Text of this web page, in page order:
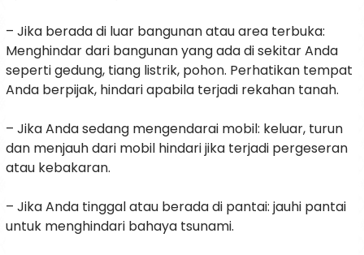
– Jika berada di luar bangunan atau area terbuka:
Menghindar dari bangunan yang ada di sekitar Anda
seperti gedung, tiang listrik, pohon. Perhatikan tempat
Anda berpijak, hindari apabila terjadi rekahan tanah.
– Jika Anda sedang mengendarai mobil: keluar, turun
dan menjauh dari mobil hindari jika terjadi pergeseran
atau kebakaran.
– Jika Anda tinggal atau berada di pantai: jauhi pantai
untuk menghindari bahaya tsunami.